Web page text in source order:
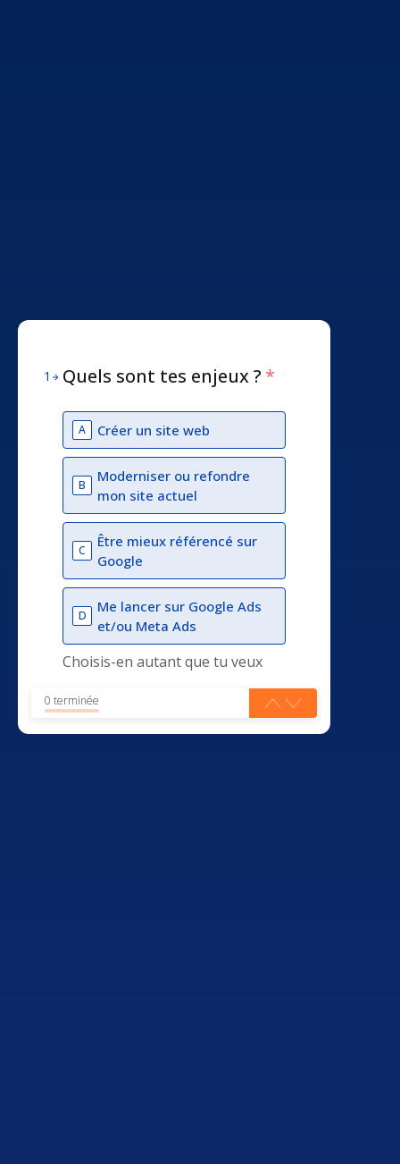
1 Quels sont tes enjeux ? *
A Créer un site web
B
Moderniser ou refondre
mon site actuel
C
Être mieux référencé sur
Google
D
Me lancer sur Google Ads
et/ou Meta Ads
Choisis-en autant que tu veux
0 terminée